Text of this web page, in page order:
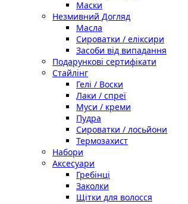
Маски
Незмивний Догляд
Масла
Сироватки / еліксири
Засоби від випадання
Подарункові сертифікати
Стайлінг
Гелі / Воски
Лаки / спреї
Муси / креми
Пудра
Сироватки / лосьйони
Термозахист
Набори
Аксесуари
Гребінці
Заколки
Щітки для волосся